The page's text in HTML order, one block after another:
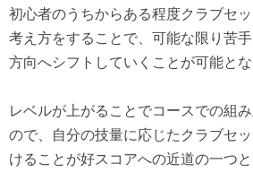
初心者のうちからある程度クラブセ
考え方をすることで、可能な限り苦
方向へシフトしていくことが可能とな
レベルが上がることでコースでの組
ので、自分の技量に応じたクラブセ
けることが好スコアへの近道の一つと